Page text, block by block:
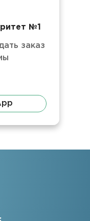
№1
заказ